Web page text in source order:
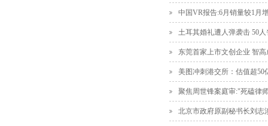
中国VR报告:6月销量较1月
土耳其婚礼遭人弹袭击 50
东莞首家上市文创企业 智
美图冲刺港交所：估值超50
聚焦周世锋案庭审:"死磕律
北京市政府原副秘书长刘志